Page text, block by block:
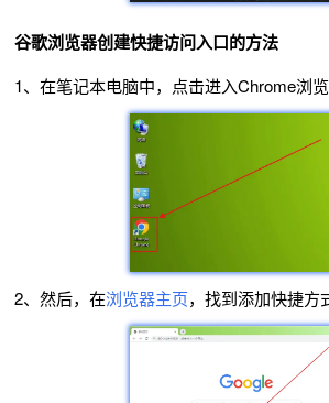
谷歌浏览器创建快捷访问入口的方法
1、在笔记本电脑中，点击进入Chrome浏览
2、然后，在浏览器主页，找到添加快捷方